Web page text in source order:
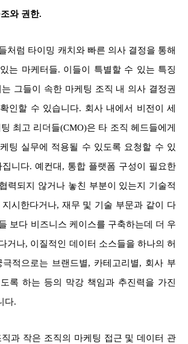
와 권한.
처럼 타이밍 캐치와 빠른 의사 결정을 통해
는 마케터들. 이들이 특별할 수 있는 특징
그들이 속한 마케팅 조직 내 의사 결정권
인할 수 있습니다. 회사 내에서 비전이 세
최고 리더들(CMO)은 타 조직 헤드들에게
팅 실무에 적용될 수 있도록 요청할 수 있
니다. 예컨대, 통합 플랫폼 구성이 필요한
력되지 않거나 놓친 부분이 있는지 기술적
시한다거나, 재무 및 기술 부문과 같이 다
보다 비즈니스 케이스를 구축하는데 더 우
거나, 이질적인 데이터 소스들을 하나의 허
적으로는 브랜드별, 카테고리별, 회사 부
록 하는 등의 막강 책임과 추진력을 가진
다.
과 작은 조직의 마케팅 접근 및 데이터 관